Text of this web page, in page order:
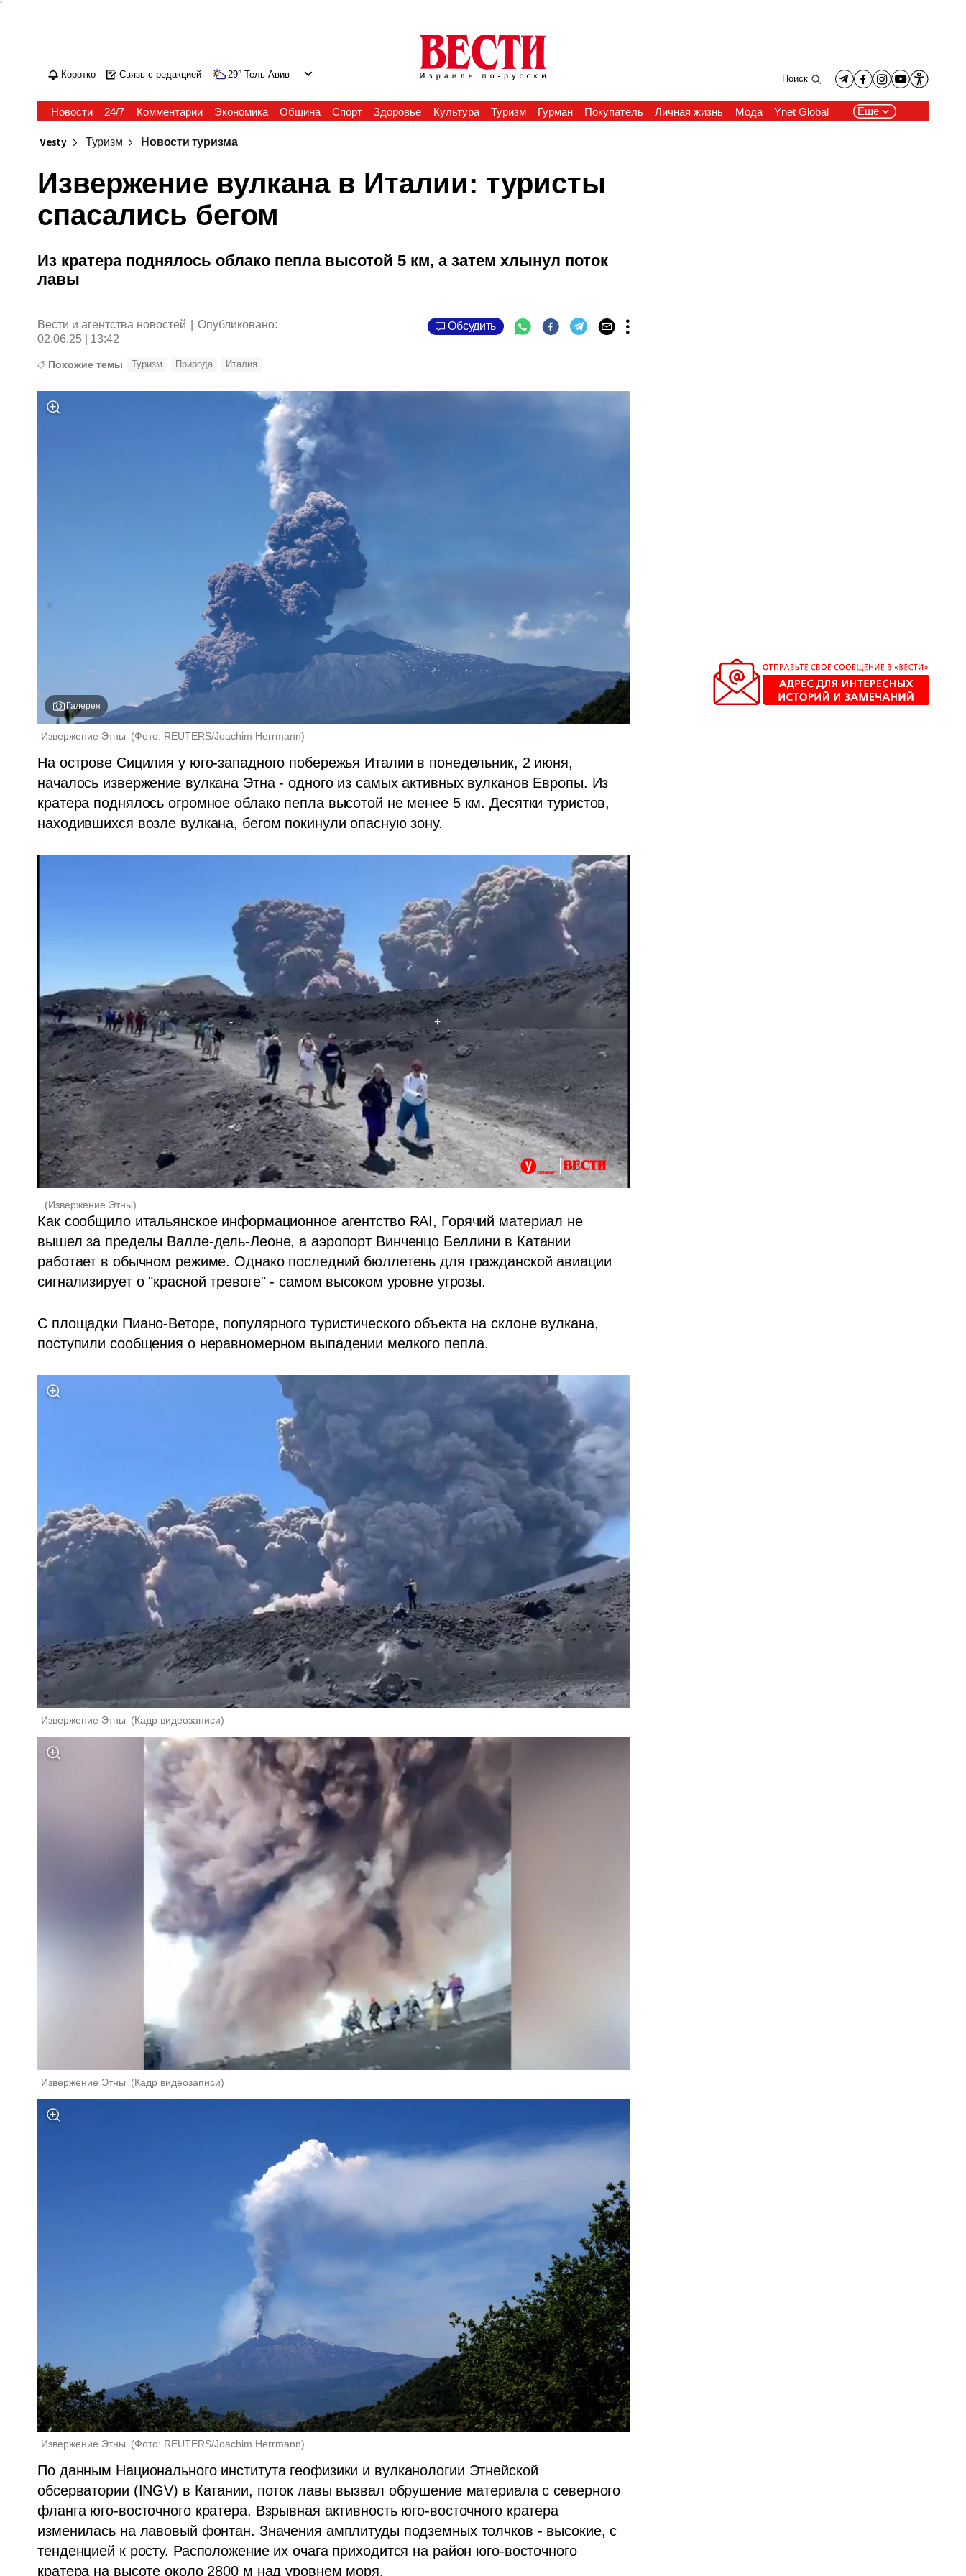
'
Коротко Связь с редакцией 29° Тель-Авив Поиск
Новости 24/7 Комментарии Экономика Община Спорт Здоровье Культура Туризм Гурман Покупатель Личная жизнь Мода Ynet Global Еще
Vesty Туризм Новости туризма
Извержение вулкана в Италии: туристы
спасались бегом
Из кратера поднялось облако пепла высотой 5 км, а затем хлынул поток
лавы
Вести и агентства новостей
Опубликовано:
02.06.25 | 13:42
Обсудить
Похожие темы Туризм Природа Италия
Галерея
Извержение Этны (Фото: REUTERS/Joachim Herrmann)
На острове Сицилия у юго-западного побережья Италии в понедельник, 2 июня,
началось извержение вулкана Этна - одного из самых активных вулканов Европы. Из
кратера поднялось огромное облако пепла высотой не менее 5 км. Десятки туристов,
находившихся возле вулкана, бегом покинули опасную зону.
(Извержение Этны)
Как сообщило итальянское информационное агентство RAI, Горячий материал не
вышел за пределы Валле-дель-Леоне, а аэропорт Винченцо Беллини в Катании
работает в обычном режиме. Однако последний бюллетень для гражданской авиации
сигнализирует о "красной тревоге" - самом высоком уровне угрозы.
С площадки Пиано-Веторе, популярного туристического объекта на склоне вулкана,
поступили сообщения о неравномерном выпадении мелкого пепла.
Извержение Этны (Кадр видеозаписи)
Извержение Этны (Кадр видеозаписи)
Извержение Этны (Фото: REUTERS/Joachim Herrmann)
По данным Национального института геофизики и вулканологии Этнейской
обсерватории (INGV) в Катании, поток лавы вызвал обрушение материала с северного
фланга юго-восточного кратера. Взрывная активность юго-восточного кратера
изменилась на лавовый фонтан. Значения амплитуды подземных толчков - высокие, с
тенденцией к росту. Расположение их очага приходится на район юго-восточного
кратера на высоте около 2800 м над уровнем моря.